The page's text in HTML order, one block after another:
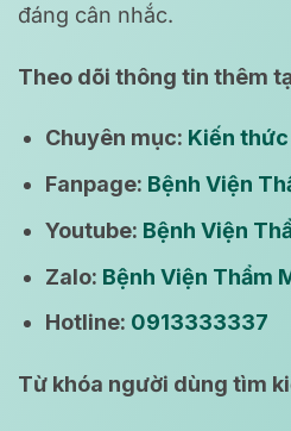
đáng cân nhắc.
Theo dõi thông tin thêm
Chuyên mục: Kiến
Fanpage: Bệnh Viện
Youtube: Bệnh Viện
Zalo: Bệnh Viện Thẩm
Hotline: 0913333337
Từ khóa người dùng tìm